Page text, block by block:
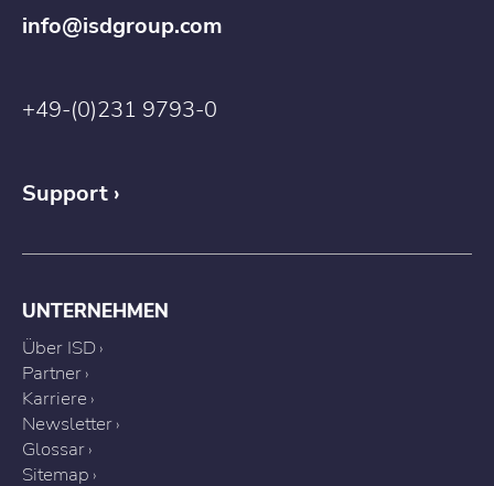
info@isdgroup.com
+49-(0)231 9793-0
Support
UNTERNEHMEN
Über ISD
Partner
Karriere
Newsletter
Glossar
Sitemap